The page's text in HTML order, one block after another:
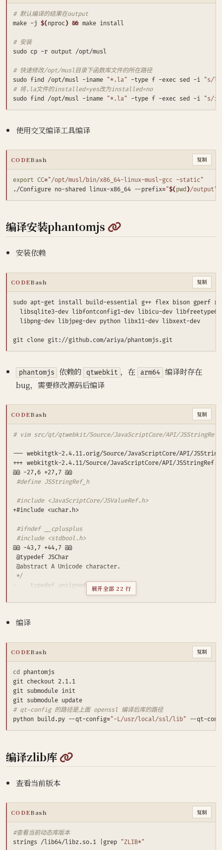
# 默认编译的结果在output
make -j $(nproc) &&
# 安装
# 快速修改/opt/musl目录下函数库文件的所在路径
sudo find /opt/musl -iname "*.la" -type f -exec sed -i "s/
# 将.la文件的installed=yes改为installed=no
sudo find /opt/musl -iname "*.la" -type f -exec sed -i "s/
使用交叉编译工具编译
CODEBash 复制
export CC="/opt/musl/bin/x86_64-linux-musl-gcc -static"
./Configure no-shared linux-x86_64 --prefix="$( pwd )/output"
编译安装phantomjs @
安装依赖
CODEBash 复制
sudo apt-get install build-essential g++ flex bison gperf
libsqlite3-dev libfontconfig1-dev libicu-dev
phantomjs ​ 依赖的 qtwebkit ​，在 arm64 编译时存在
bug，需要修改源码后编译
CODEBash 复制
# vim src/qt/qtwebkit/Source/JavaScriptCore/API/
#define JSStringRef_h
#include <JavaScriptCore/JSValueRef.h>
#ifndef __cplusplus
#include <stdbool.h>
-    typedef unsigned short JSChar
+    typedef char16_t JSChar;
#else
#endif
展开全部 22 行
编译
CODEBash 复制
cd
# qt-config 的路径是上面 openssl 编译后库的路径
python build.py --qt-config="-L/usr/local/ssl/lib" --qt-
编译zlib库 @
查看当前版本
CODEBash 复制
#查看当前动态库版本
strings /lib64/libz.so.1
grep "ZLIB*"